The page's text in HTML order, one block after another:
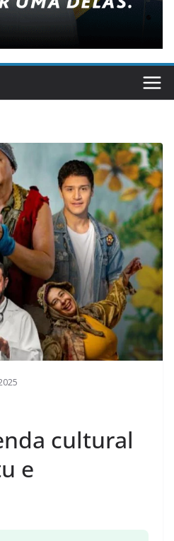
cultural
e